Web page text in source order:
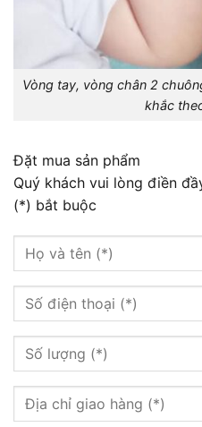
Vòng tay, vòng chân 2
khắc
Đặt mua sản phẩm
Quý khách vui lòng điền
(*) bắt buộc